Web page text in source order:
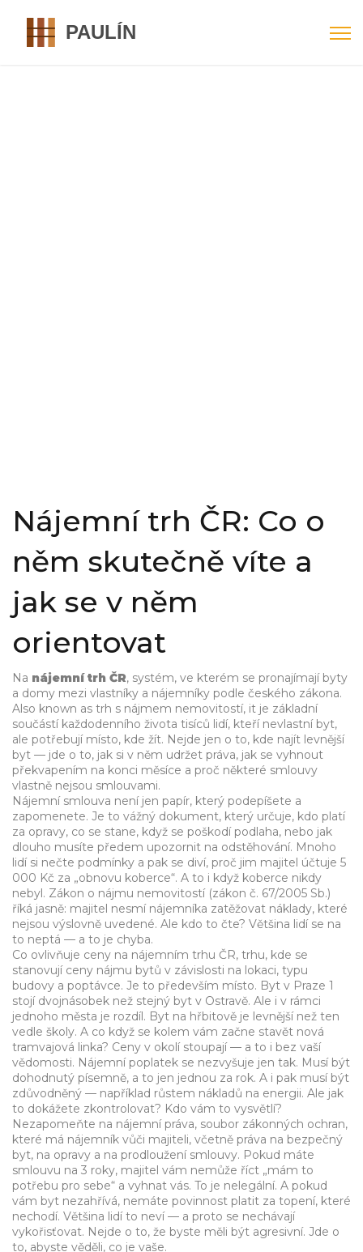
Nájemní trh ČR: Co o
něm skutečně víte a
jak se v něm
orientovat
Na nájemní trh ČR, systém, ve kterém se pronajímají byty
a domy mezi vlastníky a nájemníky podle českého zákona.
Also known as trh s nájmem nemovitostí, it je základní
součástí každodenního života tisíců lidí, kteří nevlastní byt,
ale potřebují místo, kde žít. Nejde jen o to, kde najít levnější
byt — jde o to, jak si v něm udržet práva, jak se vyhnout
překvapením na konci měsíce a proč některé smlouvy
vlastně nejsou smlouvami.
Nájemní smlouva není jen papír, který podepíšete a
zapomenete. Je to vážný dokument, který určuje, kdo platí
za opravy, co se stane, když se poškodí podlaha, nebo jak
dlouho musíte předem upozornit na odstěhování. Mnoho
lidí si nečte podmínky a pak se diví, proč jim majitel účtuje 5
000 Kč za „obnovu koberce“. A to i když koberce nikdy
nebyl. Zákon o nájmu nemovitostí (zákon č. 67/2005 Sb.)
říká jasně: majitel nesmí nájemníka zatěžovat náklady, které
nejsou výslovně uvedené. Ale kdo to čte? Většina lidí se na
to neptá — a to je chyba.
Co ovlivňuje ceny na nájemním trhu ČR, trhu, kde se
stanovují ceny nájmu bytů v závislosti na lokaci, typu
budovy a poptávce. Je to především místo. Byt v Praze 1
stojí dvojnásobek než stejný byt v Ostravě. Ale i v rámci
jednoho města je rozdíl. Byt na hřbitově je levnější než ten
vedle školy. A co když se kolem vám začne stavět nová
tramvajová linka? Ceny v okolí stoupají — a to i bez vaší
vědomosti. Nájemní poplatek se nezvyšuje jen tak. Musí být
dohodnutý písemně, a to jen jednou za rok. A i pak musí být
zdůvodněný — například růstem nákladů na energii. Ale jak
to dokážete zkontrolovat? Kdo vám to vysvětlí?
Nezapomeňte na nájemní práva, soubor zákonných ochran,
které má nájemník vůči majiteli, včetně práva na bezpečný
byt, na opravy a na prodloužení smlouvy. Pokud máte
smlouvu na 3 roky, majitel vám nemůže říct „mám to
potřebu pro sebe“ a vyhnat vás. To je nelegální. A pokud
vám byt nezahřívá, nemáte povinnost platit za topení, které
nechodí. Většina lidí to neví — a proto se nechávají
vykořisťovat. Nejde o to, že byste měli být agresivní. Jde o
to, abyste věděli, co je vaše.